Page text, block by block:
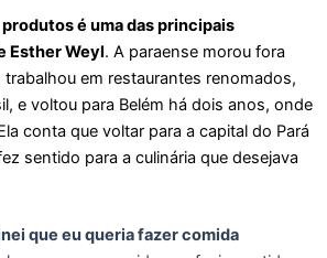
é uma das principais
Esther Weyl. A paraense morou fora
em restaurantes renomados,
e voltou para Belém há dois anos, onde
conta que voltar para a capital do Pará
sentido para a culinária que desejava
que eu queria fazer comida